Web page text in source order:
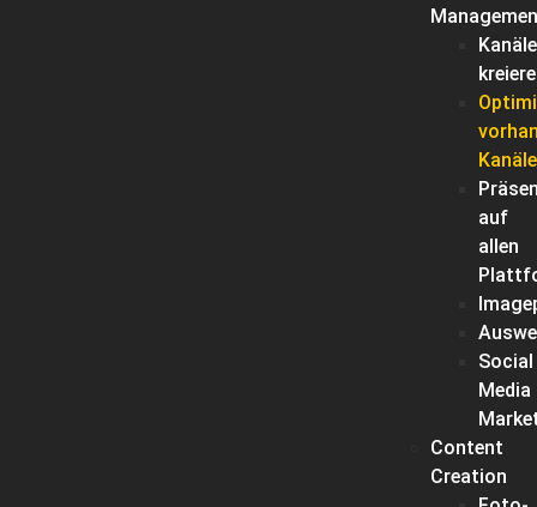
Kanäle
Kanäle
auf
allen
Social
Media
Content
Creation